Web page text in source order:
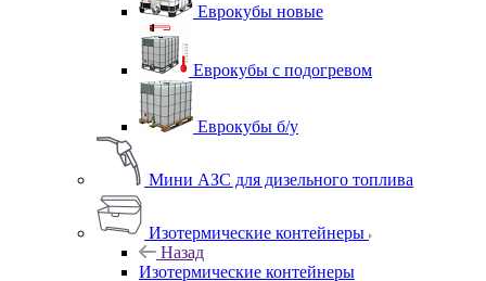
Еврокубы новые
Еврокубы с подогревом
Еврокубы б/у
Мини АЗС для дизельного топлива
Изотермические контейнеры
Назад
Изотермические контейнеры